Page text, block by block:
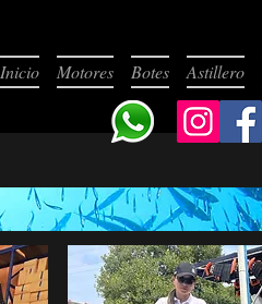
Inicio Motores Botes Astillero